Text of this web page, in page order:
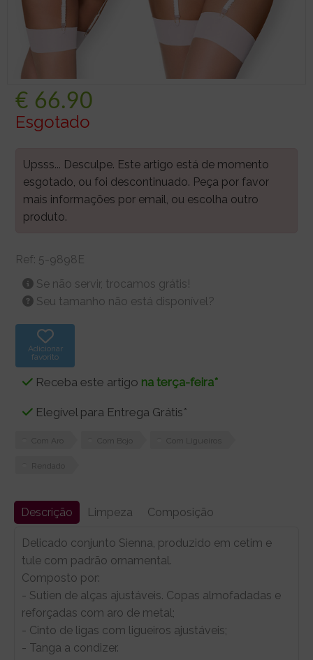
€ 66.90
Esgotado
Upsss... Desculpe. Este artigo está de momento
esgotado, ou foi descontinuado. Peça por favor
mais informações por email, ou escolha outro
produto.
Ref: 5-9898E
Se não servir, trocamos grátis!
Seu tamanho não está disponível?
Adicionar
favorito
Receba este artigo na terça-feira*
Elegível para Entrega Grátis*
Descrição Limpeza Composição
Delicado conjunto Sienna, produzido em cetim e
tule com padrão ornamental.
Composto por:
- Sutien de alças ajustáveis. Copas almofadadas e
reforçadas com aro de metal;
- Cinto de ligas com ligueiros ajustáveis;
- Tanga a condizer.